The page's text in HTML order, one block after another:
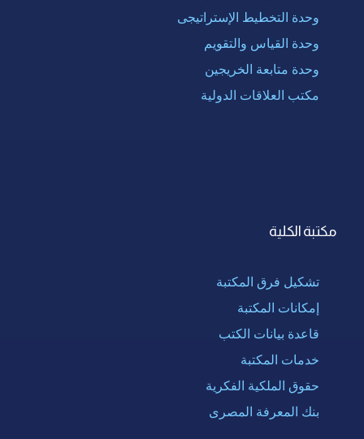
وحدة التخطيط الإستراتيجى
وحدة القياس والتقويم
وحدة متابعة الخريجين
مكتب العلاقات الدولية
مكتبة الكلية
تشكيل فرق المكتبة
إمكانات المكتبة
قاعدة بيانات الكتب
خدمات المكتبة
حقوق الملكية الفكرية
بنك المعرفة المصرى